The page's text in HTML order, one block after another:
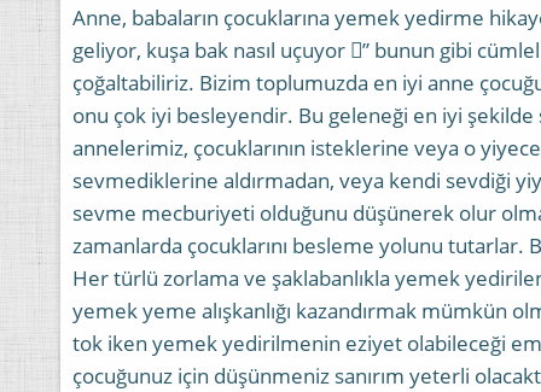
Anne, babaların çocuklarına yemek yedirme
geliyor, kuşa bak nasıl uçuyor ” bunun gibi
çoğaltabiliriz. Bizim toplumuzda en iyi anne
onu çok iyi besleyendir. Bu geleneği en iyi
annelerimiz, çocuklarının isteklerine veya o
sevmediklerine aldırmadan, veya kendi sevdiği
sevme mecburiyeti olduğunu düşünerek olur
zamanlarda çocuklarını besleme yolunu tutarlar.
Her türlü zorlama ve şaklabanlıkla yemek
yemek yeme alışkanlığı kazandırmak mümkün
tok iken yemek yedirilmenin eziyet olabileceği
çocuğunuz için düşünmeniz sanırım yeterli